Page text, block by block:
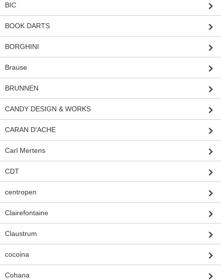
BIC
BOOK DARTS
BORGHINI
Brause
BRUNNEN
CANDY DESIGN & WORKS
CARAN D'ACHE
Carl Mertens
CDT
centropen
Clairefontaine
Claustrum
cocoina
Cohana